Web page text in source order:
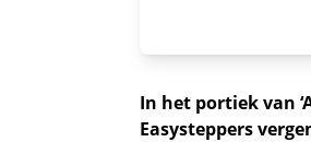
In het portiek van
Easysteppers